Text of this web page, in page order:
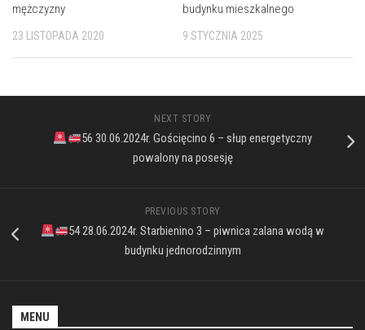
mężczyzny
23 LISTOPADA 2020
budynku mieszkalnego
9 STYCZNIA 2025
NEXT STORY
56 30.06.2024r. Gościęcino 6 – słup energetyczny
powalony na posesję
PREVIOUS STORY
54 28.06.2024r. Starbienino 3 – piwnica zalana wodą w
budynku jednorodzinnym
MENU